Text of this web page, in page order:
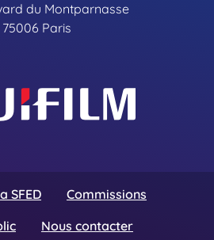
du Montparnasse
75006 Paris
SFED
Commissions
Nous contacter